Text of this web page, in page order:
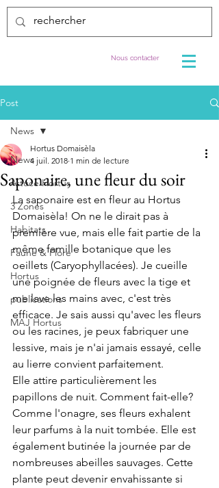
Nous contacter
Post
News
Astuce Hortus
3 Zones
Habitats
Faune & Flore
Hortus
publications
MAJ Hortus
News
Saponaire, une fleur du soir
Hortus Domaisèla
4 juil. 2018 1 min de lecture
La saponaire est en fleur au Hortus
Domaisèla! On ne le dirait pas à
première vue, mais elle fait partie de la
même famille botanique que les
oeillets (Caryophyllacées). Je cueille
une poignée de fleurs avec la tige et
me lave les mains avec, c'est très
efficace. Je sais aussi qu'avec les fleurs
ou les racines, je peux fabriquer une
lessive, mais je n'ai jamais essayé, celle
au lierre convient parfaitement.
Elle attire particulièrement les
papillons de nuit. Comment fait-elle?
Comme l'onagre, ses fleurs exhalent
leur parfums à la nuit tombée. Elle est
également butinée la journée par de
nombreuses abeilles sauvages. Cette
plante peut devenir envahissante si